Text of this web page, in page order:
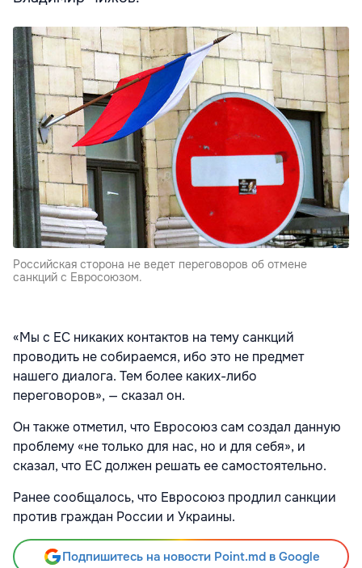
Российская сторона не ведет переговоров об отмене
санкций с Евросоюзом.
«Мы с ЕС никаких контактов на тему санкций
проводить не собираемся, ибо это не предмет
нашего диалога. Тем более каких-либо
переговоров», — сказал он.
Он также отметил, что Евросоюз сам создал данную
проблему «не только для нас, но и для себя», и
сказал, что ЕС должен решать ее самостоятельно.
Ранее сообщалось, что Евросоюз продлил санкции
против граждан России и Украины.
Подпишитесь на новости Point.md в Google